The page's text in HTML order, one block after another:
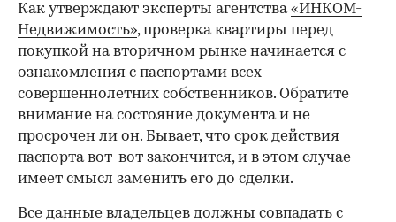
Как утверждают эксперты агентства«ИНКОМ-
Недвижимость», проверка квартиры перед
покупкой на вторичном рынке начинается с
ознакомления с паспортами всех
совершеннолетних собственников. Обратите
внимание на состояние документа и не
просрочен ли он. Бывает, что срок действия
паспорта вот-вот закончится, и в этом случае
имеет смысл заменить его до сделки.
Все данные владельцев должны совпадать с